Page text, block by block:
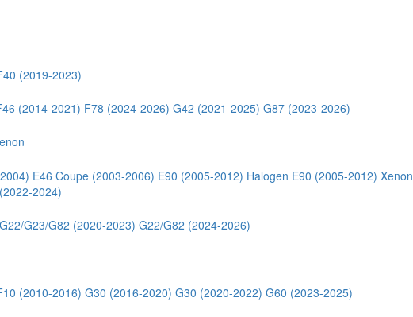
(2019-2023)
(2014-2021) F78 (2024-2026) G42 (2021-2025) G87 (2023-2026)
E46 Coupe (2003-2006) E90 (2005-2012) Halogen E90 (2005-2012) Xenon
2024)
G22/G23/G82 (2020-2023) G22/G82 (2024-2026)
(2010-2016) G30 (2016-2020) G30 (2020-2022) G60 (2023-2025)